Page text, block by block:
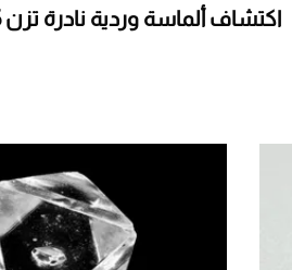
اكتشاف ألماسة وردية نادرة تزن 7.5 جرام في بوتسوانا